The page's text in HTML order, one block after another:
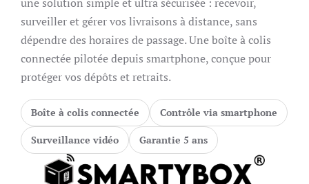
surveiller et gérer vos livraisons à distance, sans
dépendre des horaires de passage. Une boîte à colis
connectée pilotée depuis smartphone, conçue pour
protéger vos dépôts et retraits.
Boîte à colis connectée Contrôle via smartphone
Surveillance vidéo Garantie 5 ans